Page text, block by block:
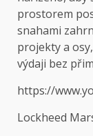
prostorem
snahami
projekty a
výdaji bez
https://
Lockheed